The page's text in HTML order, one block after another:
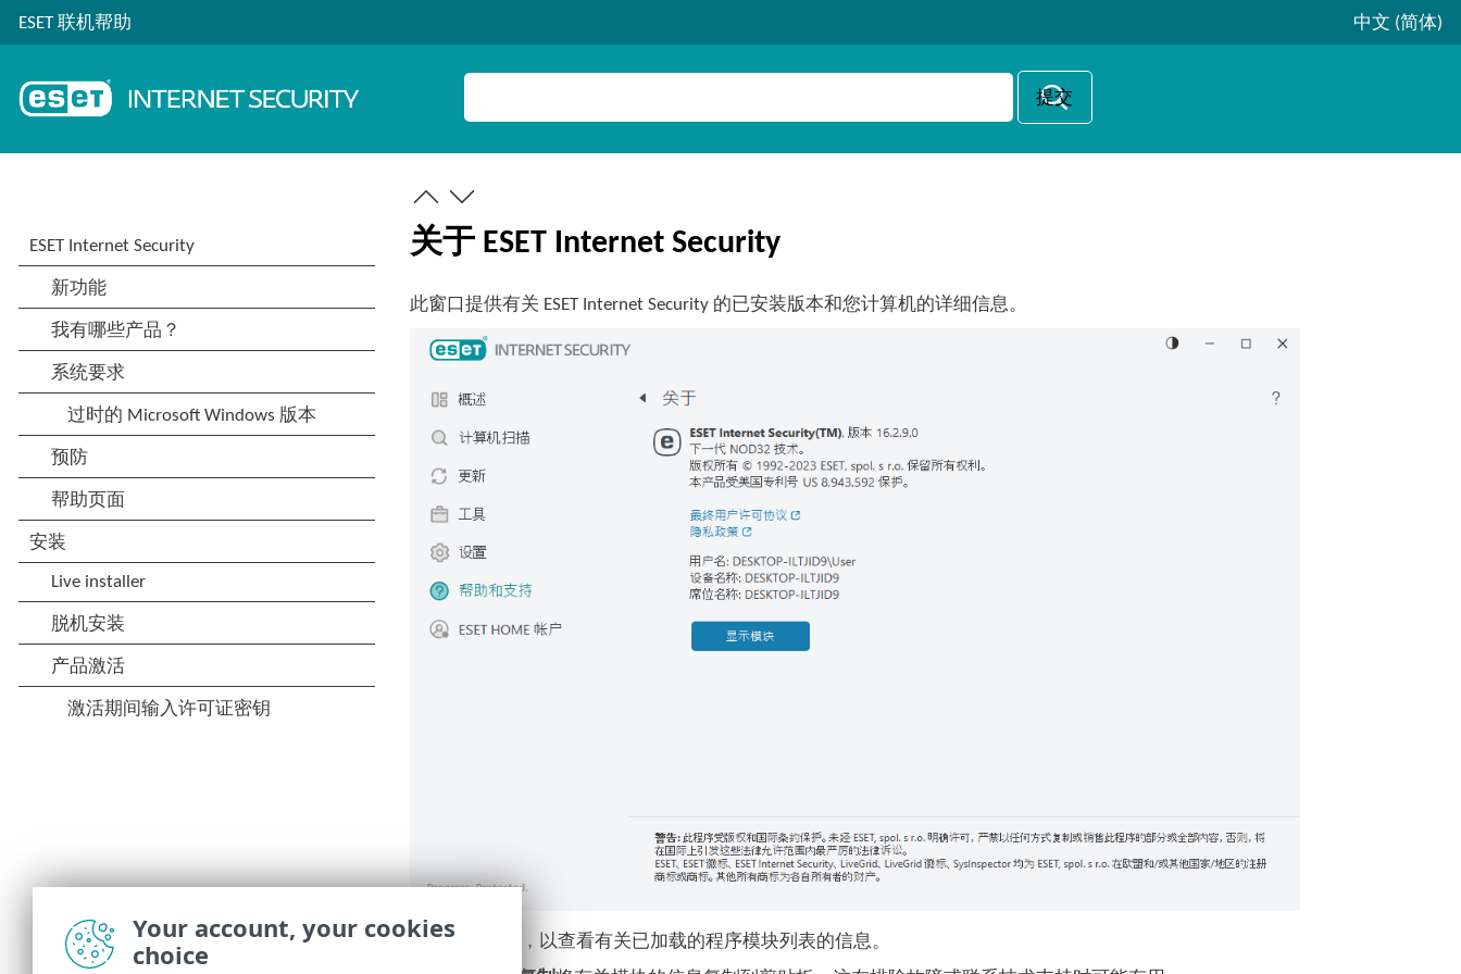
ESET 联机帮助 中文 (简体)
关于 ESET Internet Security
此窗口提供有关 ESET Internet Security 的已安装版本和您计算机的详细信息。
单击显示模块 ，以查看有关已加载的程序模块列表的信息。
Your account, your cookies
choice